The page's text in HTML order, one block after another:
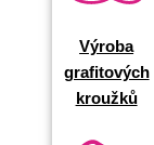
Výroba
grafitových
kroužků